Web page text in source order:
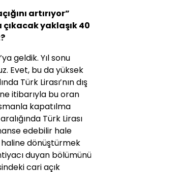
artırıyor”
yaklaşık 40
gel­dik. Yıl sonu
Evet, bu da yüksek
Türk Lirası’nın dış
itibarıyla bu oran
kapa­tılma
Türk Lirası
edebilir hale
dönüştürmek
duyan bölümünü
cari açık